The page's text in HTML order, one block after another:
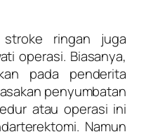
stroke ringan juga
operasi. Biasanya,
pada penderita
penyumbatan
atau operasi ini
Namun